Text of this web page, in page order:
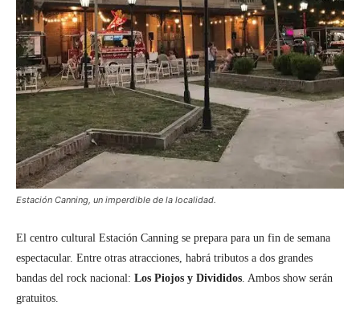
Estación Canning, un imperdible de la localidad.
El centro cultural Estación Canning se prepara para un fin de semana
espectacular. Entre otras atracciones, habrá tributos a dos grandes
bandas del rock nacional: Los Piojos y Divididos. Ambos show serán
gratuitos.